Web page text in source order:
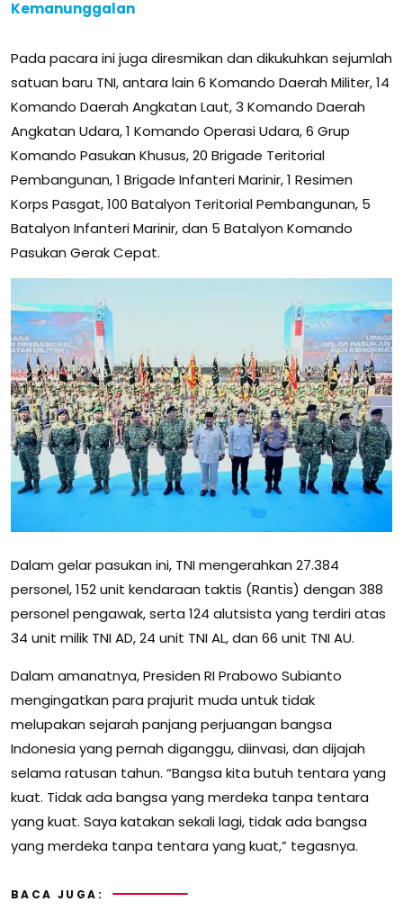
Kemanunggalan
Pada pacara ini juga diresmikan dan dikukuhkan sejumlah
satuan baru TNI, antara lain 6 Komando Daerah Militer, 14
Komando Daerah Angkatan Laut, 3 Komando Daerah
Angkatan Udara, 1 Komando Operasi Udara, 6 Grup
Komando Pasukan Khusus, 20 Brigade Teritorial
Pembangunan, 1 Brigade Infanteri Marinir, 1 Resimen
Korps Pasgat, 100 Batalyon Teritorial Pembangunan, 5
Batalyon Infanteri Marinir, dan 5 Batalyon Komando
Pasukan Gerak Cepat.
Dalam gelar pasukan ini, TNI mengerahkan 27.384
personel, 152 unit kendaraan taktis (Rantis) dengan 388
personel pengawak, serta 124 alutsista yang terdiri atas
34 unit milik TNI AD, 24 unit TNI AL, dan 66 unit TNI AU.
Dalam amanatnya, Presiden RI Prabowo Subianto
mengingatkan para prajurit muda untuk tidak
melupakan sejarah panjang perjuangan bangsa
Indonesia yang pernah diganggu, diinvasi, dan dijajah
selama ratusan tahun. “Bangsa kita butuh tentara yang
kuat. Tidak ada bangsa yang merdeka tanpa tentara
yang kuat. Saya katakan sekali lagi, tidak ada bangsa
yang merdeka tanpa tentara yang kuat,” tegasnya.
BACA JUGA: